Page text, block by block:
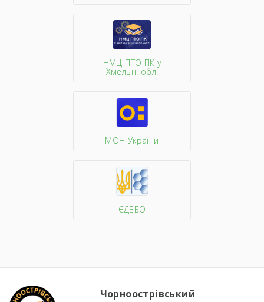
НМЦ ПТО ПК у
Хмельн. обл.
МОН України
ЄДЕБО
Чорноострівський